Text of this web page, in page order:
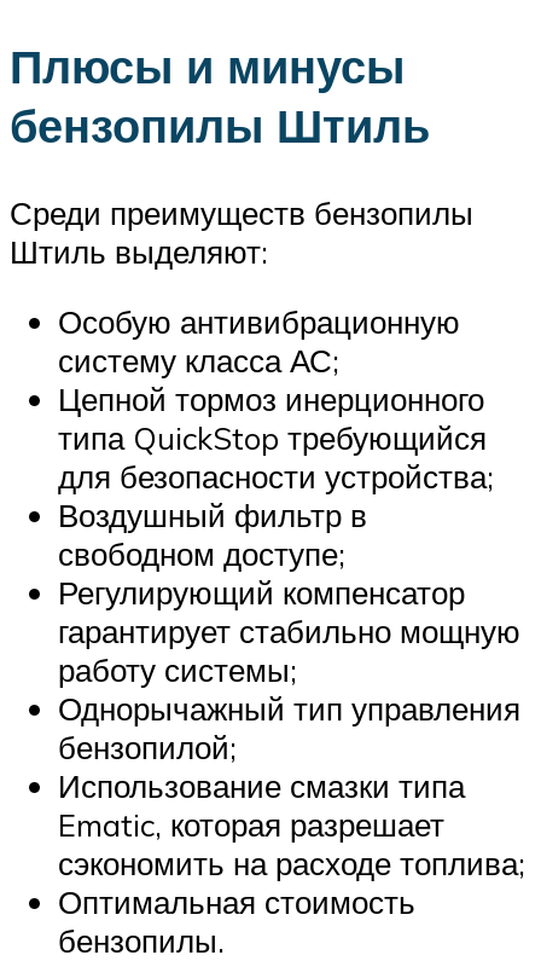
Плюсы и минусы
бензопилы Штиль
Среди преимуществ бензопилы
Штиль выделяют:
Особую антивибрационную
систему класса АС;
Цепной тормоз инерционного
типа QuickStop требующийся
для безопасности устройства;
Воздушный фильтр в
свободном доступе;
Регулирующий компенсатор
гарантирует стабильно мощную
работу системы;
Однорычажный тип управления
бензопилой;
Использование смазки типа
Ematic, которая разрешает
сэкономить на расходе топлива;
Оптимальная стоимость
бензопилы.